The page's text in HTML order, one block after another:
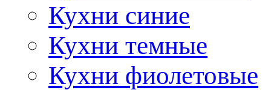
Кухни синие
Кухни темные
Кухни фиолетовые